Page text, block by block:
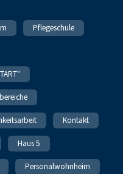
Pflegeschule
Kontakt
Haus 5
Personalwohnheim